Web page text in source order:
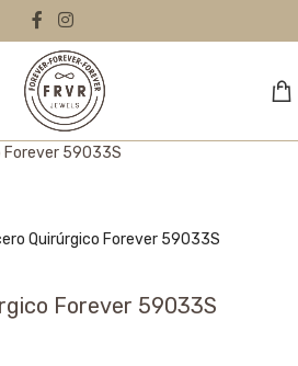
Quirúrgico Forever 59033S
Forever 59033S